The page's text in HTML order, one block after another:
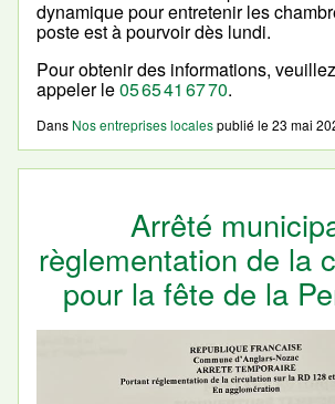
dynamique pour entretenir les
poste est à pourvoir dès lundi.
Pour obtenir des informations,
appeler le05 65 41 67 70.
Dans Nos entreprises localespublié le23 mai
Arrêté
règlementation de la
pour la fête de la